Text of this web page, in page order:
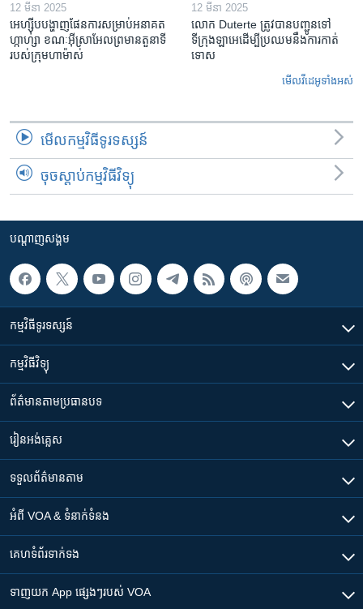
12 មីនា 2025
អេហ្ស៊ីប​បង្ហាញ​ផែនការ​សម្រាប់​អនាគត​
ហ្កាហ្សា ខណៈ​អ៊ីស្រាអែល​ព្រមាន​តួនាទី​
របស់​ក្រុម​ហាម៉ាស់
12 មីនា 2025
លោក Duterte ត្រូវ​បាន​បញ្ជូនទៅ
ទីក្រុងឡាអេ​ដើម្បី​ប្រឈម​នឹង​ការកាត់
ទោស
មើល​វីដេអូ​ទាំង​អស់
មើល​កម្មវិធី​ទូរទស្សន៍
ចុចស្តាប់កម្មវិធីវិទ្យុ
បណ្តាញ​សង្គម
កម្មវិធី​ទូរទស្សន៍
កម្មវិធី​វិទ្យុ
ព័ត៌មាន​តាមប្រធានបទ​
រៀន​​អង់គ្លេស
ទទួល​ព័ត៌មាន​តាម
អំពី​ VOA & ទំនាក់ទំនង
គេហទំព័រ​​ទាក់ទង
ទាញយក​ App ផ្សេងៗ​របស់​ VOA